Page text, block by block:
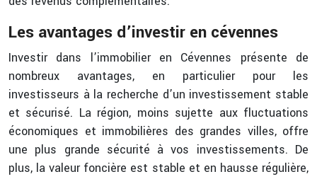
Les avantages d’investir en cévennes
Investir dans l’immobilier en Cévennes présente de
nombreux avantages, en particulier pour les
investisseurs à la recherche d’un investissement stable
et sécurisé. La région, moins sujette aux fluctuations
économiques et immobilières des grandes villes, offre
une plus grande sécurité à vos investissements. De
plus, la valeur foncière est stable et en hausse régulière,